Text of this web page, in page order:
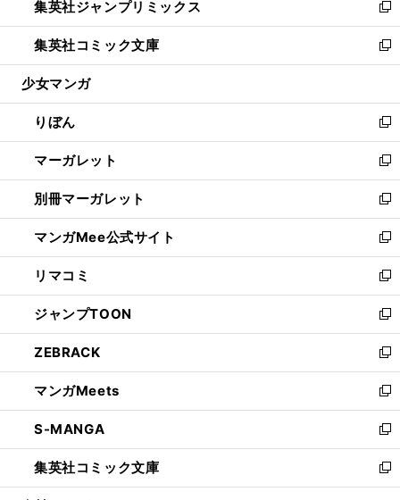
く
で
開
く
ド
ウ
で
開
ィ
ン
ド
ウ
開
く
い
ウ
ィ
ン
ウ
で
開
く
集英社ジャンプリミックス
新
し
い
ウ
ン
ド
ウ
で
開
く
集英社コミック文庫
新
し
ウ
ィ
ン
ド
ウ
で
開
く
少女マンガ
りぼん
新
し
い
ウ
ィ
ン
ド
ウ
で
開
く
マーガレット
新
し
い
ウ
ィ
ン
ド
ウ
で
開
く
別冊マーガレット
新
し
い
ウ
ィ
ン
ド
ウ
で
開
く
マンガMee公式サイト
新
し
い
ウ
ィ
ン
ド
ウ
で
開
く
リマコミ
新
し
い
ウ
ィ
ン
ド
ウ
で
開
く
ジャンプTOON
新
し
い
ウ
ィ
ン
ド
ウ
で
開
ZEBRACK
新
し
い
ウ
ィ
ン
ド
ウ
マンガMeets
新
し
い
ウ
ィ
ン
S-MANGA
新
し
い
ウ
集英社コミック文庫
新
し